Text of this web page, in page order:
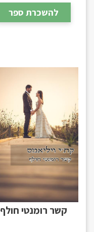
להשכרת ספר
קשר רומנטי חולף